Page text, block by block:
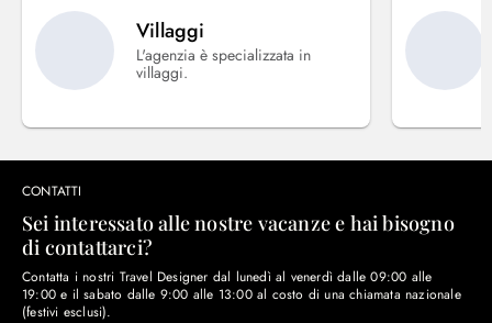
Villaggi
L'agenzia è specializzata in
villaggi.
CONTATTI
Sei interessato alle nostre vacanze e hai bisogno
di contattarci?
Contatta i nostri Travel Designer dal lunedì al venerdì dalle 09:00 alle
19:00 e il sabato dalle 9:00 alle 13:00 al costo di una chiamata nazionale
(festivi esclusi).